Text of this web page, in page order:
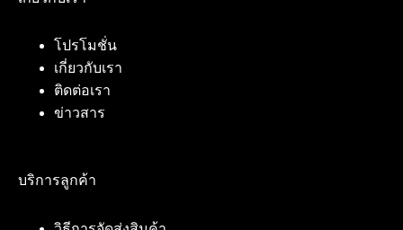
โปรโมชั่น
เกี่ยวกับเรา
ติดต่อเรา
ข่าวสาร
บริการลูกค้า